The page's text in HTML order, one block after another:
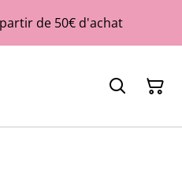
de 50€ d'achat